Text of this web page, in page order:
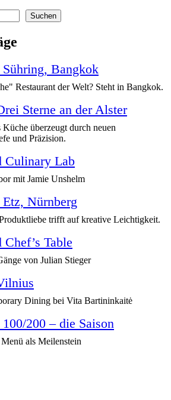
Suchen
Sühring, Bangkok
Restaurant der Welt? Steht in Bangkok.
Sterne an der Alster
überzeugt durch neuen
und Präzision.
Culinary Lab
mit Jamie Unshelm
Etz, Nürnberg
trifft auf kreative Leichtigkeit.
Table
von Julian Stieger
Dining bei Vita Bartininkaitė
200 – die Saison
als Meilenstein